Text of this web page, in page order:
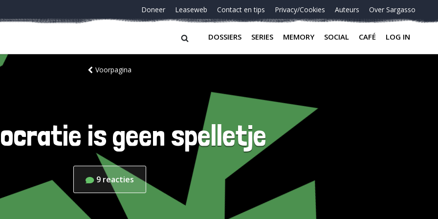
Doneer Leaseweb Contact en tips Privacy/Cookies Auteurs Over Sargasso
DOSSIERS SERIES MEMORY SOCIAL CAFÉ LOG IN
Voorpagina
is geen spelletje
9 reacties